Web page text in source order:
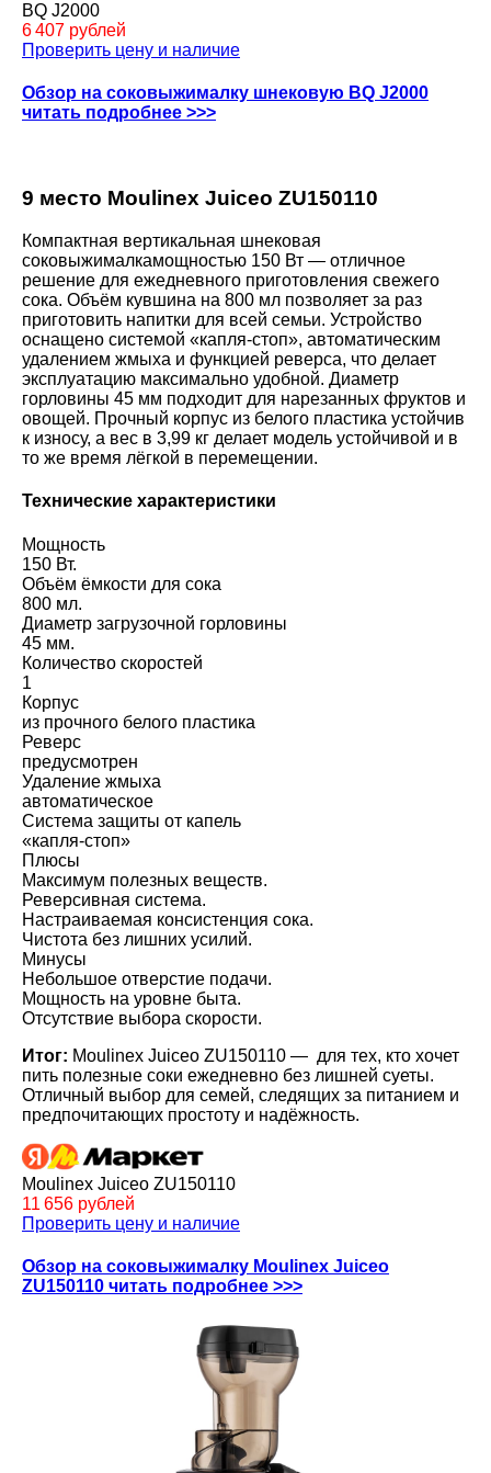
BQ J2000
6 407 рублей
Проверить цену и наличие
Обзор на соковыжималку шнековую BQ J2000
читать подробнее >>>
9 место Moulinex Juiceo ZU150110
Компактная вертикальная шнековая
соковыжималкамощностью 150 Вт — отличное
решение для ежедневного приготовления свежего
сока. Объём кувшина на 800 мл позволяет за раз
приготовить напитки для всей семьи. Устройство
оснащено системой «капля-стоп», автоматическим
удалением жмыха и функцией реверса, что делает
эксплуатацию максимально удобной. Диаметр
горловины 45 мм подходит для нарезанных фруктов и
овощей. Прочный корпус из белого пластика устойчив
к износу, а вес в 3,99 кг делает модель устойчивой и в
то же время лёгкой в перемещении.
Технические характеристики
Мощность
150 Вт.
Объём ёмкости для сока
800 мл.
Диаметр загрузочной горловины
45 мм.
Количество скоростей
1
Корпус
из прочного белого пластика
Реверс
предусмотрен
Удаление жмыха
автоматическое
Система защиты от капель
«капля-стоп»
Плюсы
Максимум полезных веществ.
Реверсивная система.
Настраиваемая консистенция сока.
Чистота без лишних усилий.
Минусы
Небольшое отверстие подачи.
Мощность на уровне быта.
Отсутствие выбора скорости.
Итог: Moulinex Juiceo ZU150110 — для тех, кто хочет
пить полезные соки ежедневно без лишней суеты.
Отличный выбор для семей, следящих за питанием и
предпочитающих простоту и надёжность.
Moulinex Juiceo ZU150110
11 656 рублей
Проверить цену и наличие
Обзор на соковыжималку Moulinex Juiceo
ZU150110 читать подробнее >>>